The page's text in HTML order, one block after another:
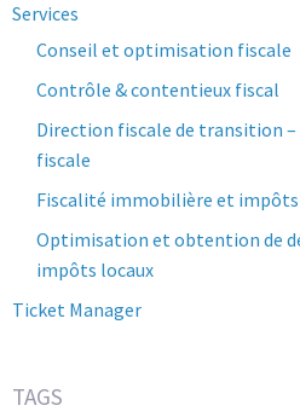
Services
Conseil et optimisation fiscale
Contrôle & contentieux fiscal
Direction fiscale de transition
fiscale
Fiscalité immobilière et impôts
Optimisation et obtention de
impôts locaux
Ticket Manager
TAGS